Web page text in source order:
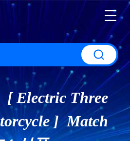
[ Electric Three
] Match